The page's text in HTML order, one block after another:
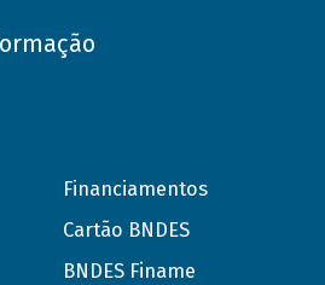
Financiamentos
Cartão BNDES
BNDES Finame